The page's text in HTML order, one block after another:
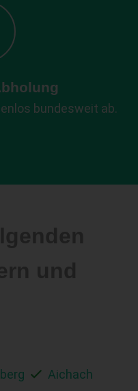
bundesweit ab.
Aichach